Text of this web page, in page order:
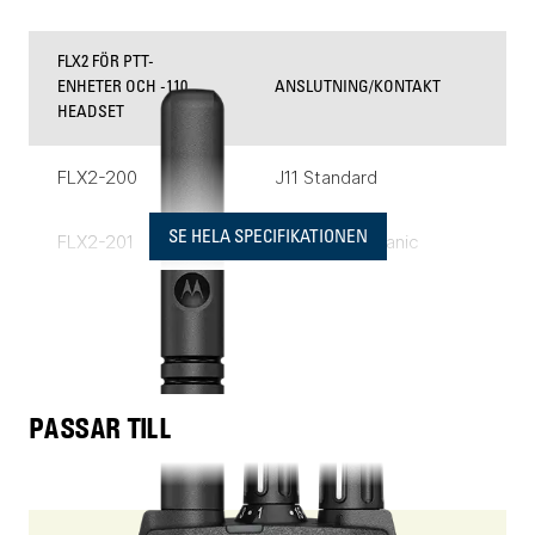
SE HELA SPECIFIKATIONEN
FLX2 FÖR PTT-
ENHETER OCH -110
HEADSET
ANSLUTNING/KONTAKT
FLX2-200 J11 Standard
FLX2-201 Ground mechanic
DIREKTANPASSADE
PASSAR TILL